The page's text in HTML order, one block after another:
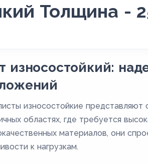
Толщина -
износостойкий:
износостойкие представляют
областях, где требуется
материалов, они
к нагрузкам.